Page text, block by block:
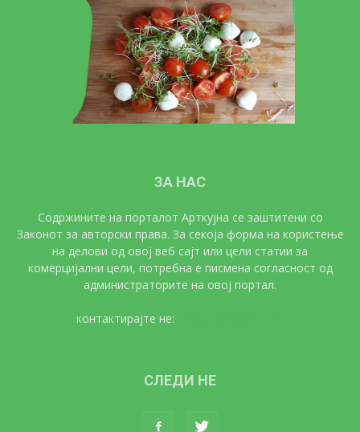
ЗА НАС
Содржините на порталот Арткујна се заштитени со
Законот за авторски права. За секоја форма на користење
на делови од овој веб сајт или цели статии за
комерцијални цели, потребна е писмена согласност од
администраторите на овој портал.
контактирајте не:
СЛЕДИ НЕ